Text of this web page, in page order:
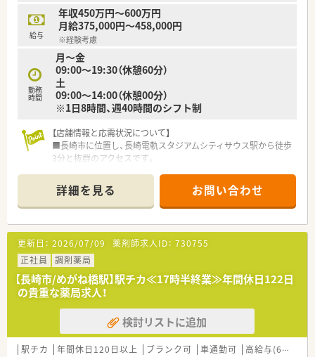
【法人特徴について】
■長崎県内にて3店舗を展開している地域密着型の個人薬局であ
り、地元の健康を支える「まちの調剤薬局」として根差していま
す。
■スタッフが安心してお休みを取得できるよう、基本的に人員体
制にはゆとりを持たせるスタンスを大切にしている法人です。
■薬剤師会や病院が主催する講習会への参加を積極的に推奨し
ており、個人薬局でありながら学びの機会を豊富に設けていま
す。
【求人情報について】
■時給2,100円～2,300円での募集です。
給与
年収450万円～600万円
月給375,000円～458,000円
※経験考慮
勤務
時間
月～金
09:00～19:30（休憩60分）
土
09:00～14:00（休憩00分）
※1日8時間、週40時間のシフト制
【店舗情報と応需状況について】
■長崎市に位置し、長崎電軌スタジアムシティサウス駅から徒歩
3分と抜群のアクセスです。
を1日130枚応需しています。
■薬剤師5名、事務員3名の充実した人員体制で、スムーズに業務
を進められます。
【募集背景と求める人物像について】
■今回は今後の業務体制強化に向けた、薬剤師の増員のための募
集となっております。
■クローン病や抗がん剤、透析治療など専門性の高い処方にも対
応しており新人研修にも使われる等、勉強になる店舗です。
■地域に密着し、患者様一人ひとりに丁寧な服薬指導ができる方
を募集いたします。
【求人情報について】
■経験とスキルを考慮し、年収450万円から550万円の提示が可
詳細を見る お問い合わせ
更新日： 2026/07/09 薬剤師求人ID： 730755
正社員
調剤薬局
【長崎市/めがね橋駅】駅チカ≪17時半終業≫年間休日122日
の貴重な薬局求人！
検討リストに追加
駅チカ 年間休日120日以上 ブランク可 車通勤可 高給与(600万円以上)